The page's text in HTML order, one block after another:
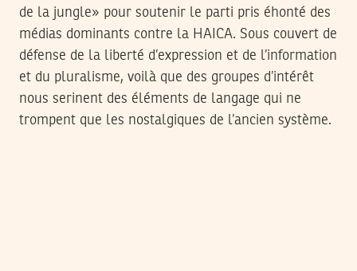
de la jungle» pour soutenir le parti pris éhonté des
médias dominants contre la HAICA. Sous couvert de
défense de la liberté d’expression et de l’information
et du pluralisme, voilà que des groupes d’intérêt
nous serinent des éléments de langage qui ne
trompent que les nostalgiques de l’ancien système.